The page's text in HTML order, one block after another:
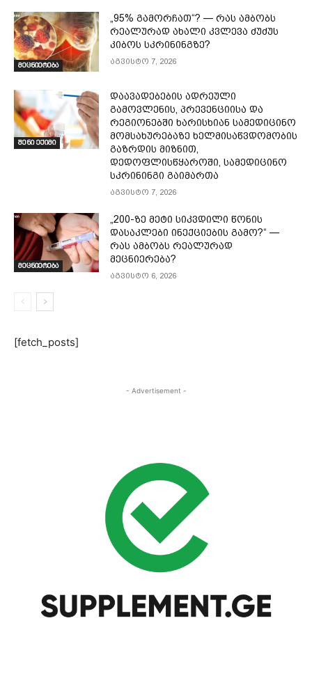
მეცნიერება
„95% გამორჩათ“? — რას ამბობს
რეალურად ახალი კვლევა ძუძუს
კიბოს სკრინინგზე?
აგვისტო 7, 2026
შენი ექიმი
დაავადებების ადრეული
გამოვლენის, პრევენციისა და
რეგიონებში ხარისხიან სამედიცინო
მომსახურებაზე ხელმისაწვდომობის
გაზრდის მიზნით,
დედოფლისწყაროში, სამედიცინო
სკრინინგი გაიმართა
აგვისტო 7, 2026
მეცნიერება
„200-ზე მეტი სიკვდილი წონის
დასაკლები ინექციების გამო?“ —
რას ამბობს რეალურად
მეცნიერება?
აგვისტო 6, 2026
[fetch_posts]
- Advertisement -